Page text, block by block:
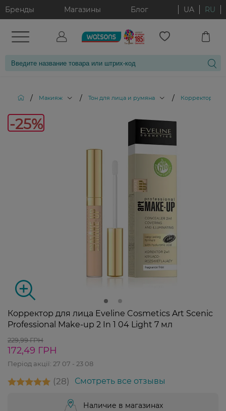
Бренды Магазины Блог UA RU
/ Макияж / Тон для лица и румяна / Корректоры
-25%
Корректор для лица Eveline Cosmetics Art Scenic
Professional Make-up 2 In 1 04 Light 7 мл
229,99 ГРН
172,49 ГРН
Період акції: 27 07 - 23 08
28 Смотреть все отзывы
Наличие в магазинах